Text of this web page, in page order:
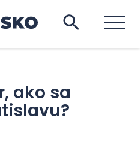
ako sa